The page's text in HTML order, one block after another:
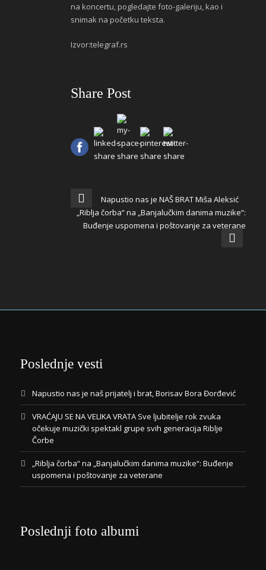
na koncertu, pogledajte foto-galeriju, kao i
snimak na početku teksta.
Izvor:telegraf.rs
Share Post
Napustio nas je NAŠ BRAT Miša Aleksić
„Riblja čorba“ na „Banjalučkim danima muzike“:
Buđenje uspomena i poštovanje za veterane
Poslednje vesti
Napustio nas je naš prijatelj i brat, Borisav Bora Đorđević
VRAĆAJU SE NA VELIKA VRATA Sve ljubitelje rok zvuka
očekuje muzički spektakl grupe svih generacija Riblje
Čorbe
„Riblja čorba“ na „Banjalučkim danima muzike“: Buđenje
uspomena i poštovanje za veterane
Poslednji foto albumi